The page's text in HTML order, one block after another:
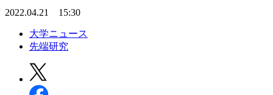
2022.04.21 15:30
大学ニュース
先端研究